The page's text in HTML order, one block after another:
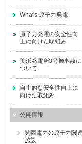
What's 原子力発電
原子力発電の安全性向
上に向けた取組み
美浜発電所3号機事故に
ついて
自主的な安全性向上に
向けた取組み
公開情報
関西電力の原子力関連
施設